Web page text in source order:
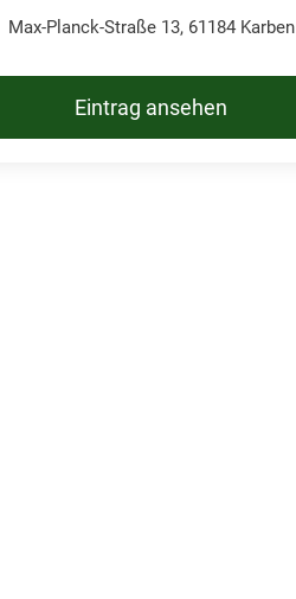
Max-Planck-Straße 13, 61184 Karben
Eintrag ansehen